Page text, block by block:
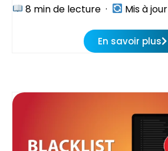
8 min de lecture · Mis à jour
En savoir plus